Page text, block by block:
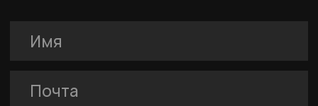
Услуги
Политика конфиденциальности
Договор-оферта